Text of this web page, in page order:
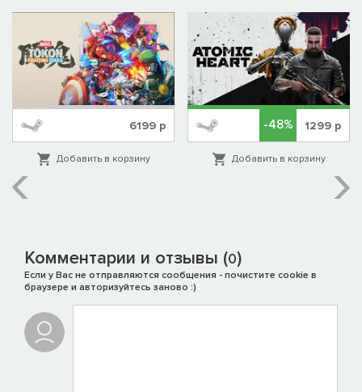
6199 р
Добавить в корзину
-48% 1299 р
Добавить в корзину
Комментарии и отзывы (0)
Если у Вас не отправляются сообщения - почистите cookie в
браузере и авторизуйтесь заново :)